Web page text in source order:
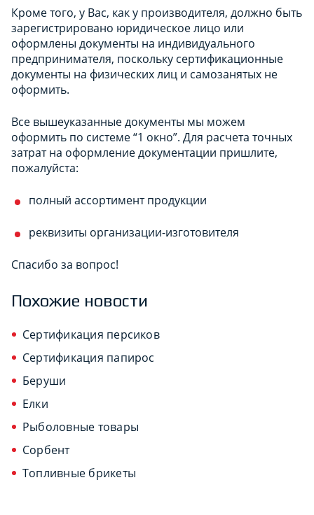
Кроме того, у Вас, как у производителя, должно быть
зарегистрировано юридическое лицо или
оформлены документы на индивидуального
предпринимателя, поскольку сертификационные
документы на физических лиц и самозанятых не
оформить.
Все вышеуказанные документы мы можем
оформить по системе “1 окно”. Для расчета точных
затрат на оформление документации пришлите,
пожалуйста:
полный ассортимент продукции
реквизиты организации-изготовителя
Спасибо за вопрос!
Похожие новости
Сертификация персиков
Сертификация папирос
Беруши
Елки
Рыболовные товары
Сорбент
Топливные брикеты